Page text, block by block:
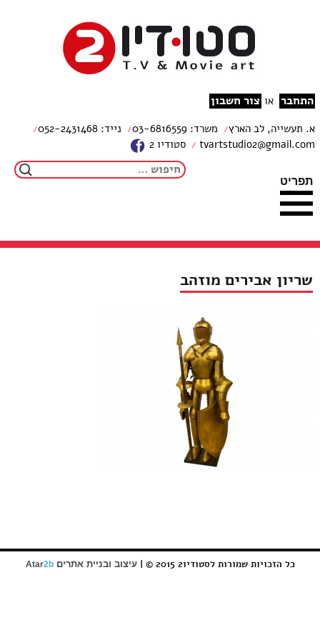
studio2
התחבר או צור חשבון
א. תעשייה, לב הארץ משרד: 03-6816559
נייד: 052-2431468
tvartstudio2@gmail.com
סטודיו 2
תפריט
חיפוש:
שריון אבירים מוזהב
כל הזכויות שמורות לסטודיו2 2015 © | עיצוב ובניית אתרים Atar2b